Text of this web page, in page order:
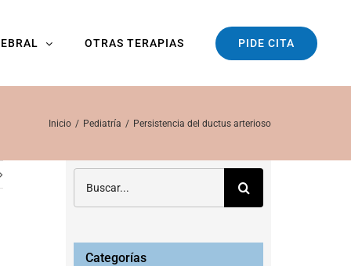
OTRAS TERAPIAS PIDE CITA
Inicio Pediatría Persistencia del ductus arterioso
Categorías